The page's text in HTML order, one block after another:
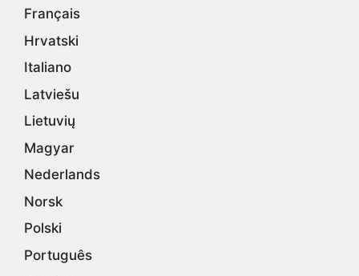
Français
Hrvatski
Italiano
Latviešu
Lietuvių
Magyar
Nederlands
Norsk
Polski
Português